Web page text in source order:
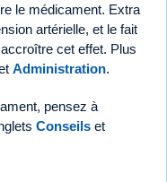
le médicament. Extra
artérielle, et le fait
cet effet. Plus
Administration.
pensez à
Conseils et